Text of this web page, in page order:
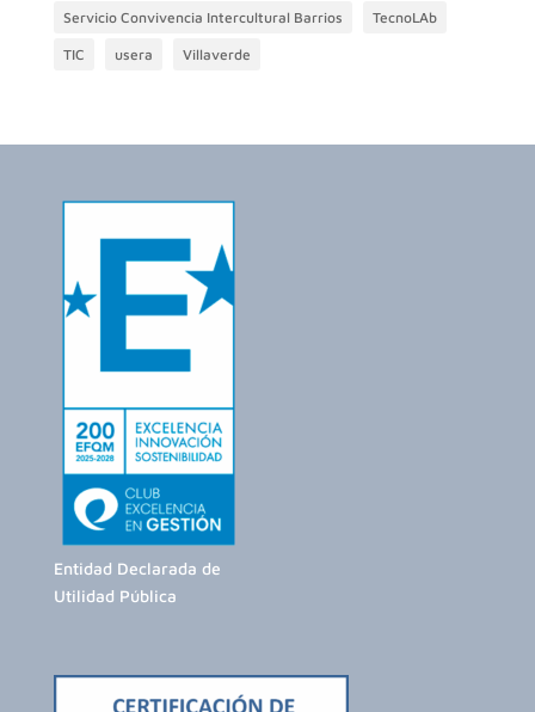
Servicio Convivencia Intercultural Barrios TecnoLAb
TIC usera Villaverde
Entidad Declarada de
Utilidad Pública